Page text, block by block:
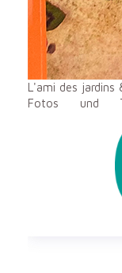
L'ami des jardins
Fotos